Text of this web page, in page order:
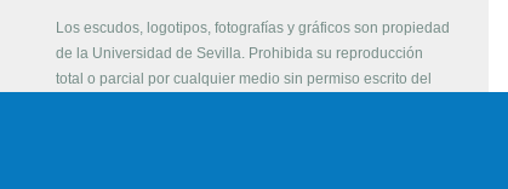
Los escudos, logotipos, fotografías y gráficos son propiedad
de la Universidad de Sevilla. Prohibida su reproducción
total o parcial por cualquier medio sin permiso escrito del